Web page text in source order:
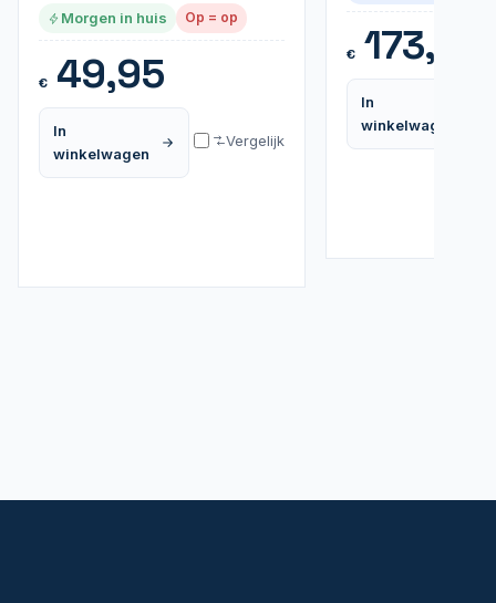
Morgen in huis Op = op
€49,95
In
winkelwagen
Vergelijk
€173,99
In
winkelwagen